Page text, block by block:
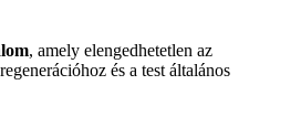
, amely elengedhetetlen az
és a test általános